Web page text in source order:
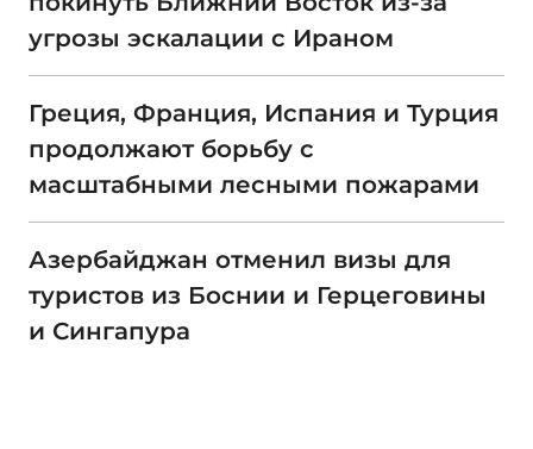
угрозы эскалации с Ираном
Греция, Франция, Испания и Турция
продолжают борьбу с
масштабными лесными пожарами
Азербайджан отменил визы для
туристов из Боснии и Герцеговины
и Сингапура